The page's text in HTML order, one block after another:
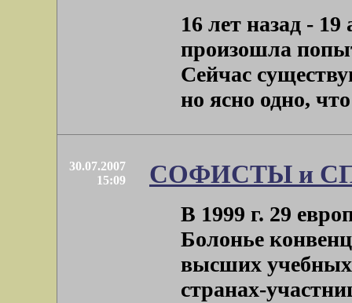
16 лет назад -
произошла
Сейчас
но ясно одно,
30.07.2007
15:09
СОФИСТЫ и
В 1999 г. 29
Болонье
высших учебных
странах-